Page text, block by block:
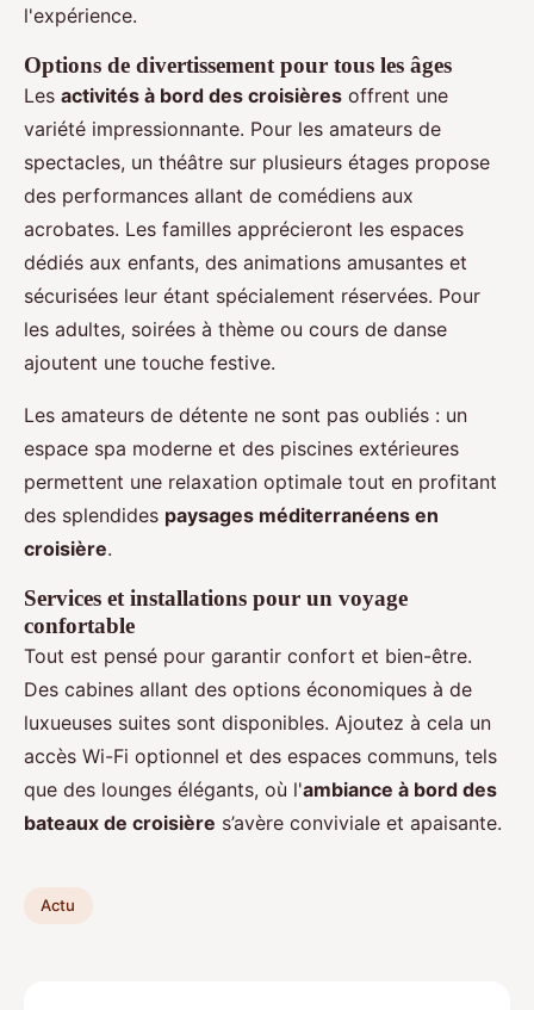
l'expérience.
Options de divertissement pour tous les âges
Les activités à bord des croisières offrent une
variété impressionnante. Pour les amateurs de
spectacles, un théâtre sur plusieurs étages propose
des performances allant de comédiens aux
acrobates. Les familles apprécieront les espaces
dédiés aux enfants, des animations amusantes et
sécurisées leur étant spécialement réservées. Pour
les adultes, soirées à thème ou cours de danse
ajoutent une touche festive.
Les amateurs de détente ne sont pas oubliés : un
espace spa moderne et des piscines extérieures
permettent une relaxation optimale tout en profitant
des splendides paysages méditerranéens en
croisière.
Services et installations pour un voyage
confortable
Tout est pensé pour garantir confort et bien-être.
Des cabines allant des options économiques à de
luxueuses suites sont disponibles. Ajoutez à cela un
accès Wi-Fi optionnel et des espaces communs, tels
que des lounges élégants, où l'ambiance à bord des
bateaux de croisière s’avère conviviale et apaisante.
Actu